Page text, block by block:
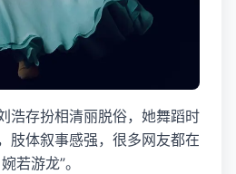
浩存扮相清丽脱俗，她舞蹈时
肢体叙事感强，很多网友都在
若游龙”。